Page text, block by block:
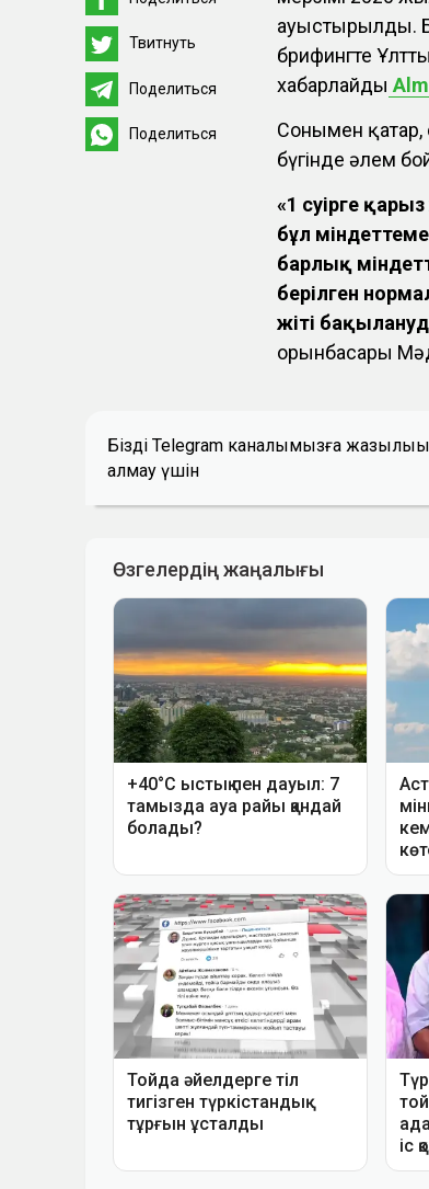
Твитнуть
Поделиться
Поделиться
ауыстырылды.
брифингте
хабарлайды
Сонымен қатар,
бүгінде әлем
«1 сәуірге
бұл
барлық
берілген
жіті
орынбасары
Біздің Telegram каналымызға
алмау үшін